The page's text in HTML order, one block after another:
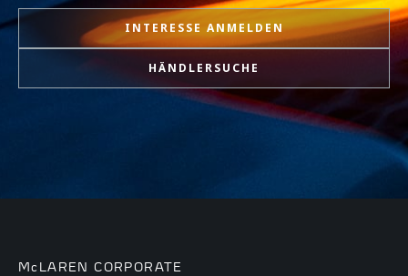
INTERESSE ANMELDEN
HÄNDLERSUCHE
McLAREN CORPORATE